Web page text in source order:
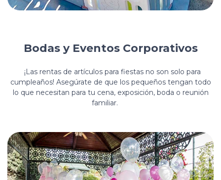
Bodas y Eventos Corporativos
¡Las rentas de artículos para fiestas no son solo para
cumpleaños! Asegúrate de que los pequeños tengan todo
lo que necesitan para tu cena, exposición, boda o reunión
familiar.